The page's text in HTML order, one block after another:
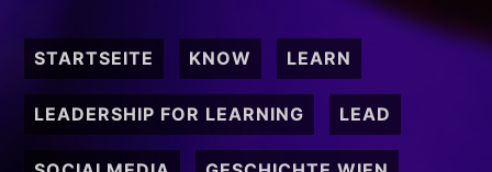
STARTSEITE KNOW LEARN
LEADERSHIP FOR LEARNING LEAD